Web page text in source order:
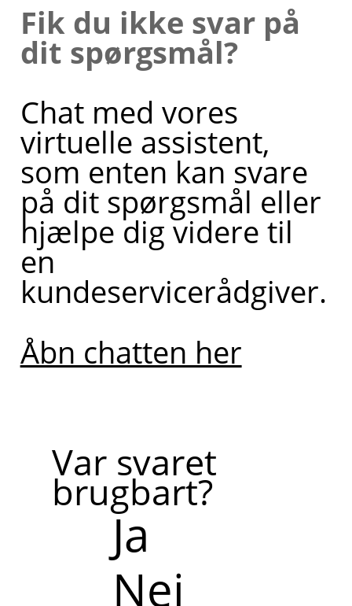
Fik du ikke svar på
dit spørgsmål?
Chat med vores
virtuelle assistent,
som enten kan svare
på dit spørgsmål eller
hjælpe dig videre til
en
kundeservicerådgiver.
Åbn chatten her
Var svaret
brugbart?
Ja
Nej